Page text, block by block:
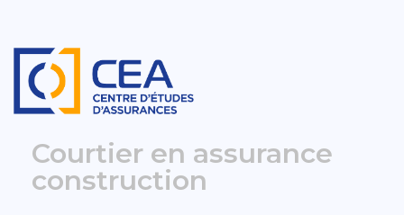
Courtier en assurance
construction